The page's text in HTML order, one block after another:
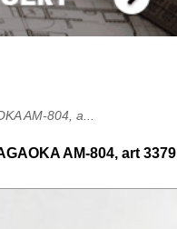
AM-804, a...
AM-804, art 3379